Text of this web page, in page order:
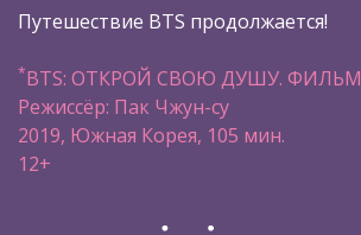
Путешествие BTS продолжается!
*BTS: ОТКРОЙ СВОЮ ДУШУ. ФИЛЬМ
Режиссёр: Пак Чжун-су
2019, Южная Корея, 105 мин.
12+